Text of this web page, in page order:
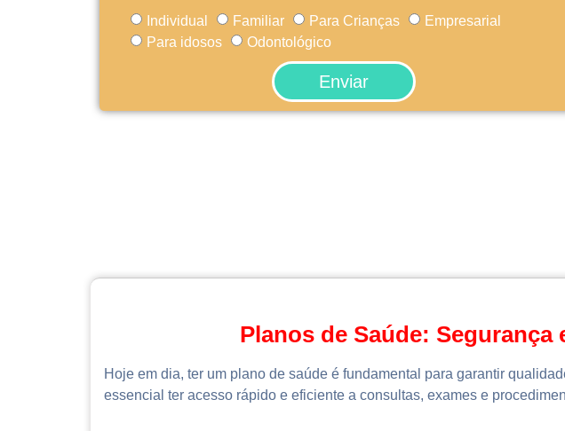
Individual Familiar Para Crianças
Empresarial
Para idosos
Odontológico
Enviar
Planos de Saúde:
Hoje em dia, ter um plano de saúde é fundamental para garantir
essencial ter acesso rápido e eficiente a consultas, exames e